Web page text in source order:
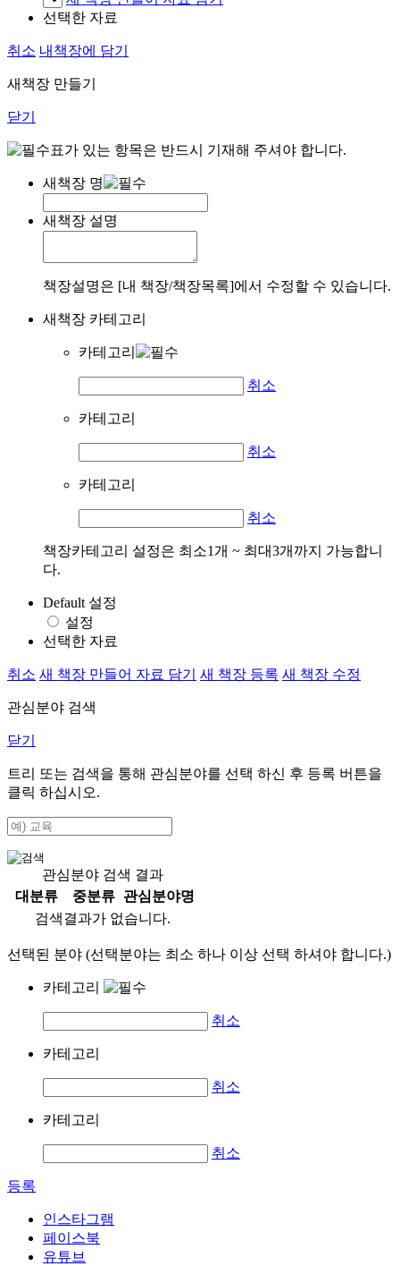
선택한 자료
취소 내책장에 담기
새책장 만들기
닫기
표가 있는 항목은 반드시 기재해 주셔야 합니다.
새책장 명
새책장 설명
책장설명은 [내 책장/책장목록]에서 수정할 수 있습니다.
새책장 카테고리
카테고리
취소
카테고리
취소
카테고리
취소
책장카테고리 설정은 최소1개 ~ 최대3개까지 가능합니
다.
Default 설정
설정
선택한 자료
취소 새 책장 만들어 자료 담기 새 책장 등록 새 책장 수정
관심분야 검색
닫기
트리 또는 검색을 통해 관심분야를 선택 하신 후 등록 버튼을
클릭 하십시오.
관심분야 검색 결과
대분류
중분류
관심분야명
검색결과가 없습니다.
선택된 분야 (선택분야는 최소 하나 이상 선택 하셔야 합니다.)
카테고리
취소
카테고리
취소
카테고리
취소
등록
인스타그램
페이스북
유튜브